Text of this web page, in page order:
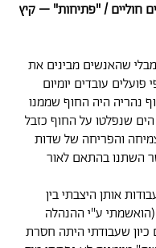
חוליים / "פתיחות" – קיץ
שהאנשים מבינים את
עובדים יומיום
נהריה היה החוף שממנו
שנפלטו על החוף כזבל
אחר הצמיחה והפריחה של שדות
השתנו בהתאם לאור
אותן היצבתי בין
(הואשמתי ע"י ההנהלה
שעבודתי היתה חסרת